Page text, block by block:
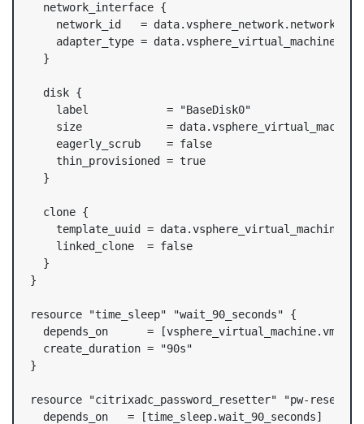
  network_interface {
    network_id   = data.vsphere_network.network.id
adapter_type =
  }
  disk {
    label            = "BaseDisk0"
size             =
    eagerly_scrub    = false
    thin_provisioned = true
  }
  clone {
template_uuid =
    linked_clone  = false
  }
}
resource "time_sleep" "wait_90_seconds" {
depends_on      =
  create_duration = "90s"
}
resource "citrixadc_password_resetter" "pw-
  depends_on   = [time_sleep.wait_90_seconds]